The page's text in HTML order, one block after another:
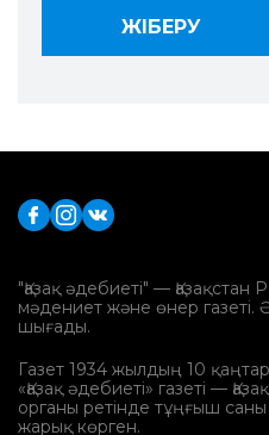
"Қазақ әдебиеті" —
мәдениет және өнер газеті.
шығады.
Газет 1934 жылдың 10
«Қазақ әдебиеті» газеті —
органы ретінде тұңғыш
жарық көрген.